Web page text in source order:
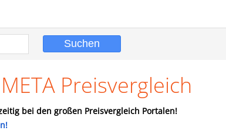
Preisvergleich
bei den großen Preisvergleich Portalen!